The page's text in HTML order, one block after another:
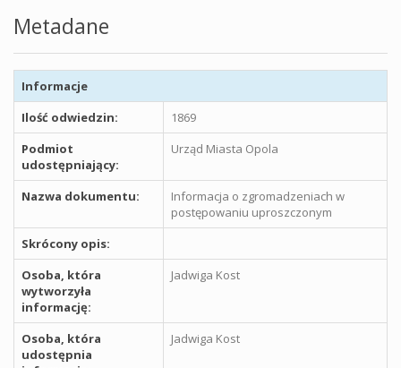
Metadane
Informacje
Ilość odwiedzin:
1869
Podmiot
udostępniający:
Urząd Miasta Opola
Nazwa dokumentu:
Informacja o zgromadzeniach w
postępowaniu uproszczonym
Skrócony opis:
Osoba, która
wytworzyła
informację:
Jadwiga Kost
Osoba, która
udostępnia
Jadwiga Kost